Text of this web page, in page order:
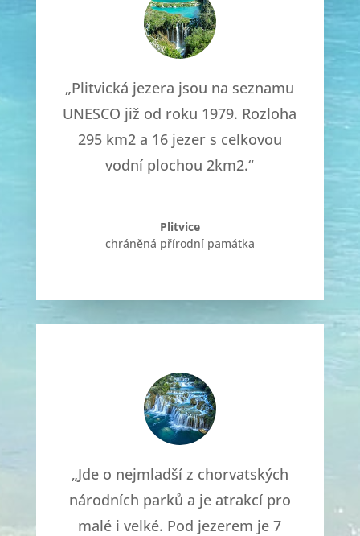
„Plitvická jezera jsou na seznamu
UNESCO již od roku 1979. Rozloha
295 km2 a 16 jezer s celkovou
vodní plochou 2km2.“
Plitvice
chráněná přírodní památka
„Jde o nejmladší z chorvatských
národních parků a je atrakcí pro
malé i velké. Pod jezerem je 7